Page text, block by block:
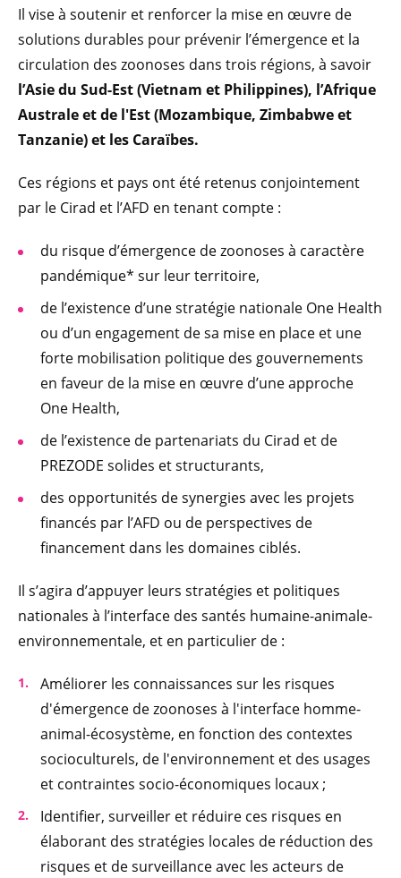
Il vise à soutenir et renforcer la mise en œuvre de
solutions durables pour prévenir l’émergence et la
circulation des zoonoses dans trois régions, à savoir
l’Asie du Sud-Est (Vietnam et Philippines), l’Afrique
Australe et de l'Est (Mozambique, Zimbabwe et
Tanzanie) et les Caraïbes.
Ces régions et pays ont été retenus conjointement
par le Cirad et l’AFD en tenant compte :
du risque d’émergence de zoonoses à caractère
pandémique* sur leur territoire,
de l’existence d’une stratégie nationale One Health
ou d’un engagement de sa mise en place et une
forte mobilisation politique des gouvernements
en faveur de la mise en œuvre d’une approche
One Health,
de l’existence de partenariats du Cirad et de
PREZODE solides et structurants,
des opportunités de synergies avec les projets
financés par l’AFD ou de perspectives de
financement dans les domaines ciblés.
Il s’agira d’appuyer leurs stratégies et politiques
nationales à l’interface des santés humaine-animale-
environnementale, et en particulier de :
Améliorer les connaissances sur les risques
d'émergence de zoonoses à l'interface homme-
animal-écosystème, en fonction des contextes
socioculturels, de l'environnement et des usages
et contraintes socio-économiques locaux ;
Identifier, surveiller et réduire ces risques en
élaborant des stratégies locales de réduction des
risques et de surveillance avec les acteurs de